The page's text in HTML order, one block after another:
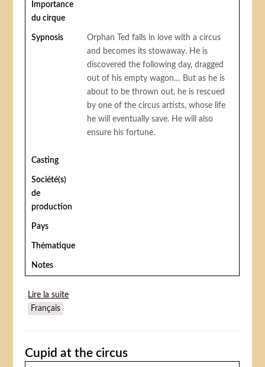
Importance
du cirque
Sypnosis
Orphan Ted falls in love with a circus
and becomes its stowaway. He is
discovered the following day, dragged
out of his empty wagon… But as he is
about to be thrown out, he is rescued
by one of the circus artists, whose life
he will eventually save. He will also
ensure his fortune.
Casting
Société(s)
de
production
Pays
Thématique
Notes
Lire la suite
Français
Cupid at the circus